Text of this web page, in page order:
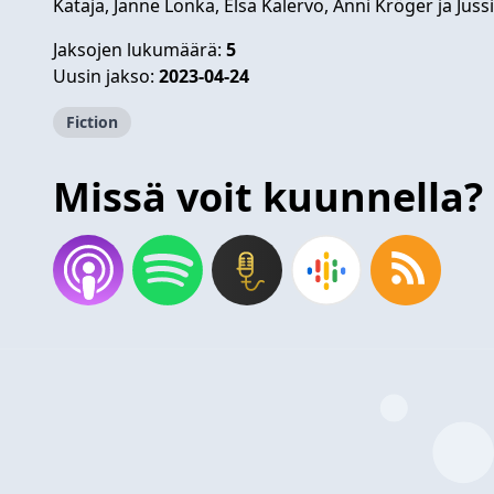
Kataja, Janne Lonka, Elsa Kalervo, Anni Kröger ja
Jaksojen lukumäärä: 5
Uusin jakso: 2023-04-24
Fiction
Missä voit kuunnella?